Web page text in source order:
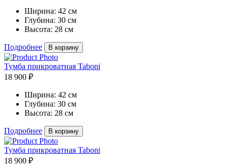
Ширина: 42 см
Глубина: 30 см
Высота: 28 см
Подробнее В корзину
Тумба прикроватная Taboni
18 900 ₽
Ширина: 42 см
Глубина: 30 см
Высота: 28 см
Подробнее В корзину
Тумба прикроватная Taboni
18 900 ₽